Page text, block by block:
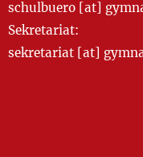
schulbuero [at]
Sekretariat:
sekretariat [at]